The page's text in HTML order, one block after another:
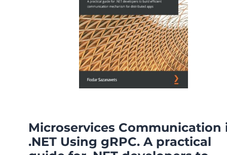
Microservices Communication
.NET Using gRPC. A practical